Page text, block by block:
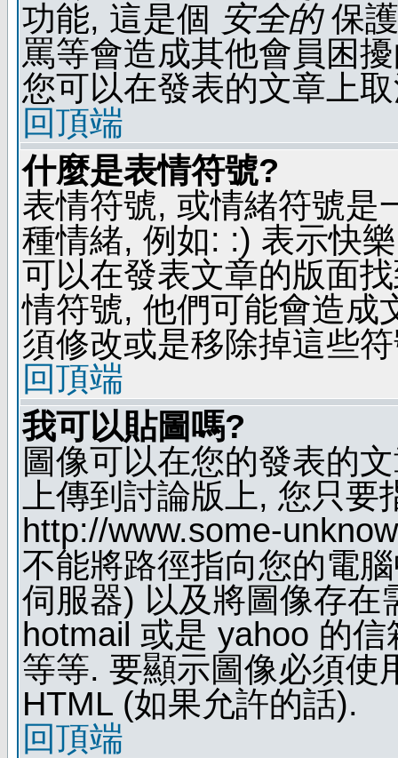
功能, 這是個 安全的保
罵等會造成其他會員困
您可以在發表的文章上
回頂端
什麼是表情符號?
表情符號, 或情緒符號是
種情緒, 例如: :) 表示快
可以在發表文章的版面
情符號, 他們可能會造成
須修改或是移除掉這些
回頂端
我可以貼圖嗎?
圖像可以在您的發表的
上傳到討論版上, 您只
http://www.some-
不能將路徑指向您的電
伺服器) 以及將圖像存在
hotmail 或是 yahoo 的
等等. 要顯示圖像必須使
HTML (如果允許的話).
回頂端